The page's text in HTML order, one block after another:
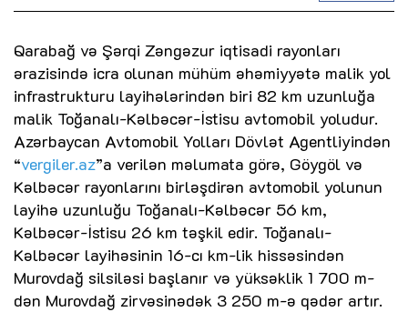
Qarabağ və Şərqi Zəngəzur iqtisadi rayonları
ərazisində icra olunan mühüm əhəmiyyətə malik yol
infrastrukturu layihələrindən biri 82 km uzunluğa
malik Toğanalı-Kəlbəcər-İstisu avtomobil yoludur.
Azərbaycan Avtomobil Yolları Dövlət Agentliyindən
“vergiler.az”a verilən məlumata görə, Göygöl və
Kəlbəcər rayonlarını birləşdirən avtomobil yolunun
layihə uzunluğu Toğanalı-Kəlbəcər 56 km,
Kəlbəcər-İstisu 26 km təşkil edir. Toğanalı-
Kəlbəcər layihəsinin 16-cı km-lik hissəsindən
Murovdağ silsiləsi başlanır və yüksəklik 1 700 m-
dən Murovdağ zirvəsinədək 3 250 m-ə qədər artır.